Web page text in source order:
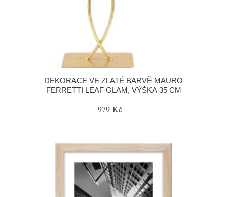
DEKORACE VE ZLATÉ BARVĚ MAURO
FERRETTI LEAF GLAM, VÝŠKA 35 CM
979 Kč